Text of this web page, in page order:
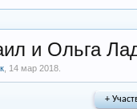
и Ольга
14 мар 2018
+